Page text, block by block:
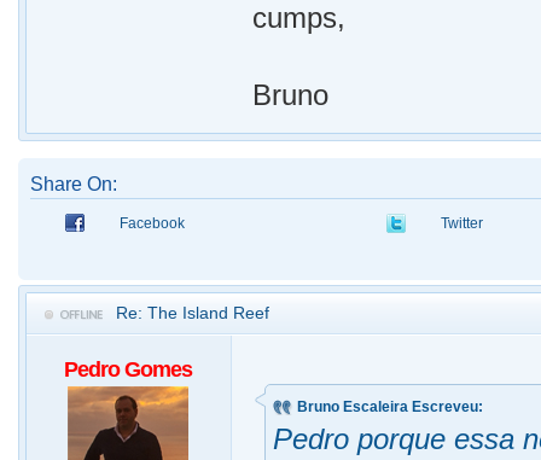
cumps,
Bruno
Share On:
Facebook Twitter
Re: The Island Reef
Pedro Gomes
Bruno Escaleira Escreveu:
Pedro porque essa